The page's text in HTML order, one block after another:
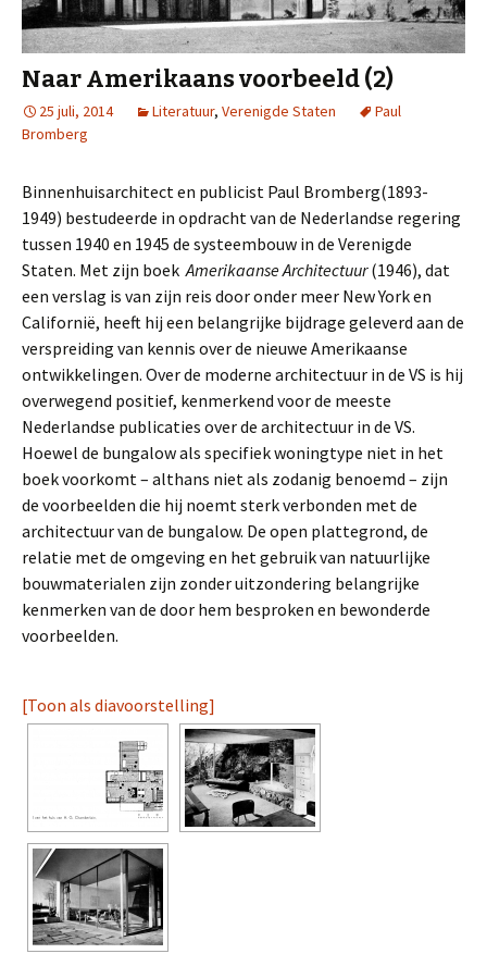
Naar Amerikaans voorbeeld (2)
25 juli, 2014 Literatuur, Verenigde Staten
Paul
Bromberg
Binnenhuisarchitect en publicist Paul Bromberg(1893-
1949) bestudeerde in opdracht van de Nederlandse regering
tussen 1940 en 1945 de systeembouw in de Verenigde
Staten. Met zijn boekAmerikaanse Architectuur(1946), dat
een verslag is van zijn reis door onder meer New York en
Californië, heeft hij een belangrijke bijdrage geleverd aan de
verspreiding van kennis over de nieuwe Amerikaanse
ontwikkelingen. Over de moderne architectuur in de VS is hij
overwegend positief, kenmerkend voor de meeste
Nederlandse publicaties over de architectuur in de VS.
Hoewel de bungalow als specifiek woningtype niet in het
boek voorkomt – althans niet als zodanig benoemd – zijn
de voorbeelden die hij noemt sterk verbonden met de
architectuur van de bungalow. De open plattegrond, de
relatie met de omgeving en het gebruik van natuurlijke
bouwmaterialen zijn zonder uitzondering belangrijke
kenmerken van de door hem besproken en bewonderde
voorbeelden.
[Toon als diavoorstelling]